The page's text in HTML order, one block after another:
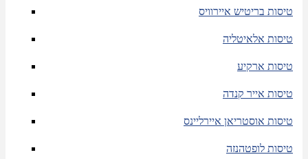
טיסות בריטיש איירוויס
טיסות אלאיטליה
טיסות ארקיע
טיסות אייר קנדה
טיסות אוסטריאן איירליינס
טיסות לופטהנזה